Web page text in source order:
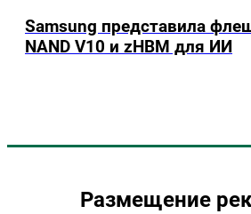
Samsung представила
NAND V10 и zHBM для ИИ
Размещение